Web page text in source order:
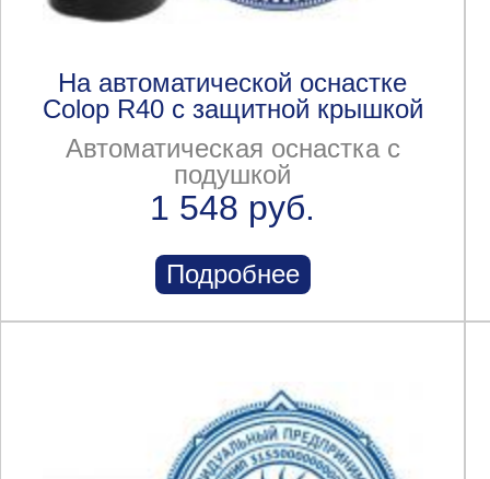
На автоматической оснастке
Colop R40 с защитной крышкой
Автоматическая оснастка с
подушкой
1 548 руб.
Подробнее